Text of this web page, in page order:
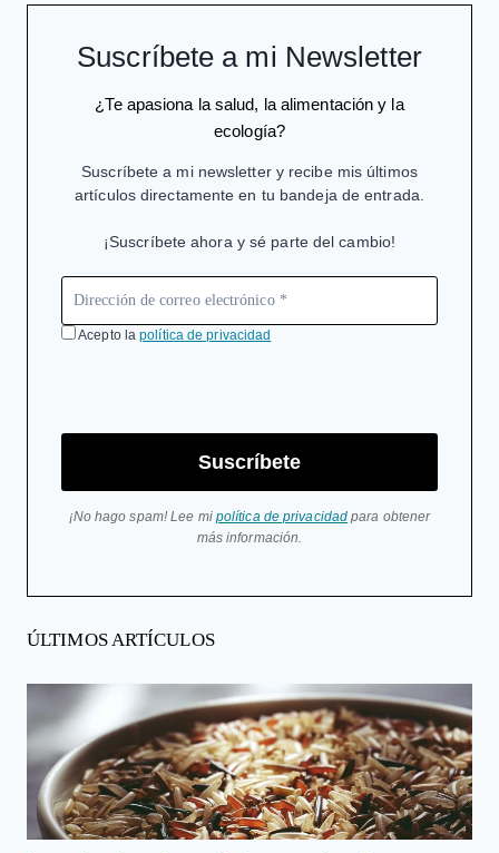
Suscríbete a mi Newsletter
¿Te apasiona la salud, la alimentación y la
ecología?
Suscríbete a mi newsletter y recibe mis últimos
artículos directamente en tu bandeja de entrada.
¡Suscríbete ahora y sé parte del cambio!
Acepto lapolítica de privacidad
Suscríbete
¡No hago spam! Lee mi política de privacidad para obtener
más información.
ÚLTIMOS ARTÍCULOS